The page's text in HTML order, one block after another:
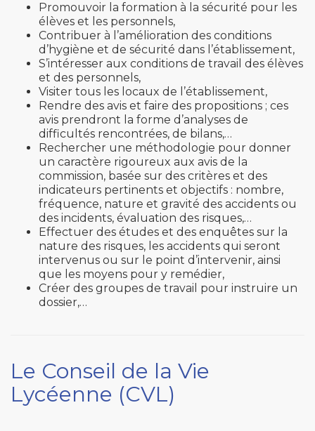
Promouvoir la formation à la sécurité pour les
élèves et les personnels,
Contribuer à l’amélioration des conditions
d’hygiène et de sécurité dans l’établissement,
S’intéresser aux conditions de travail des élèves
et des personnels,
Visiter tous les locaux de l’établissement,
Rendre des avis et faire des propositions ; ces
avis prendront la forme d’analyses de
difficultés rencontrées, de bilans,…
Rechercher une méthodologie pour donner
un caractère rigoureux aux avis de la
commission, basée sur des critères et des
indicateurs pertinents et objectifs : nombre,
fréquence, nature et gravité des accidents ou
des incidents, évaluation des risques,…
Effectuer des études et des enquêtes sur la
nature des risques, les accidents qui seront
intervenus ou sur le point d’intervenir, ainsi
que les moyens pour y remédier,
Créer des groupes de travail pour instruire un
dossier,…
Le Conseil de la Vie
Lycéenne (CVL)